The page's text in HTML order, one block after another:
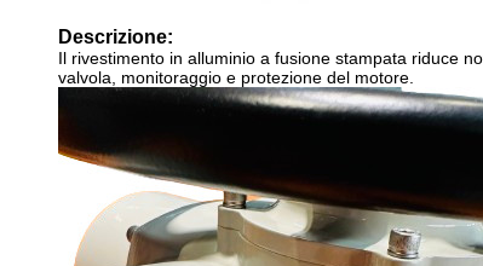
Descrizione:
Il rivestimento in alluminio a fusione stampata riduce
valvola, monitoraggio e protezione del motore.